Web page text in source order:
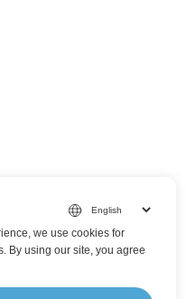
we use cookies for
By using our site, you agree